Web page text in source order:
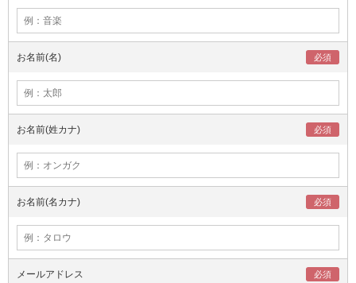
お名前(名)
お名前(姓カナ)
お名前(名カナ)
メールアドレス